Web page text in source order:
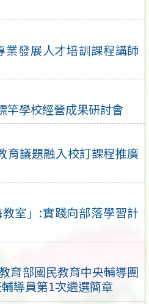
業發展人才培訓課程講師
竿學校經營成果研討會
育議題融入校訂課程推廣
室」:實踐向部落學習計
育部國民教育中央輔導團
輔導員第1次遴選簡章